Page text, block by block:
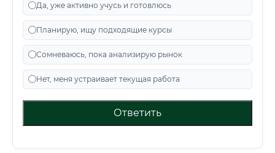
Да, уже активно учусь и готовлюсь
Планирую, ищу подходящие курсы
Сомневаюсь, пока анализирую рынок
Нет, меня устраивает текущая работа
Ответить